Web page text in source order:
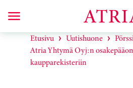
Etusivu Uutishuone
Atria Yhtymä Oyj:n
kaupparekisteriin